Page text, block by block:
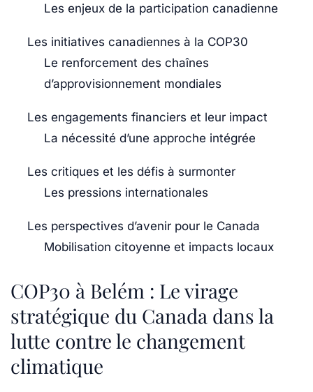
Les enjeux de la participation canadienne
Les initiatives canadiennes à la COP30
Le renforcement des chaînes
d’approvisionnement mondiales
Les engagements financiers et leur impact
La nécessité d’une approche intégrée
Les critiques et les défis à surmonter
Les pressions internationales
Les perspectives d’avenir pour le Canada
Mobilisation citoyenne et impacts locaux
COP30 à Belém : Le virage
stratégique du Canada dans la
lutte contre le changement
climatique